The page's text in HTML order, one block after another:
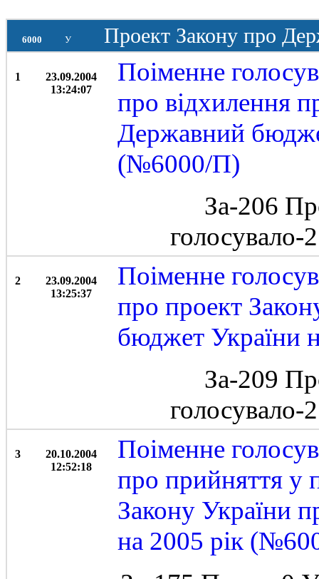
6000 У Проект Закону про
1
23.09.2004
13:24:07
Поіменне
про відхилення
Державний
(№6000/П)
За-206
голосувало-
2
23.09.2004
13:25:37
Поіменне
про проект
бюджет України
За-209
голосувало-
3
20.10.2004
12:52:18
Поіменне
про прийняття у
Закону України
на 2005 рік